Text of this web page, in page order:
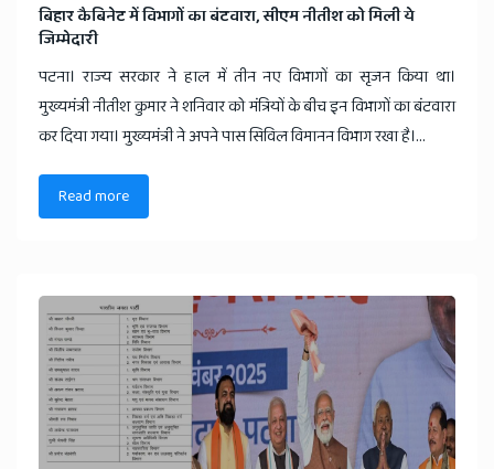
​बिहार कैबिनेट में विभागों का बंटवारा, सीएम नीतीश को मिली ये
जिम्मेदारी
पटना। राज्य सरकार ने हाल में तीन नए विभागों का सृजन किया था।
मुख्यमंत्री नीतीश कुमार ने शनिवार को मंत्रियों के बीच इन विभागों का बंटवारा
कर दिया गया। मुख्यमंत्री ने अपने पास सिविल विमानन विभाग रखा है।...
Read more